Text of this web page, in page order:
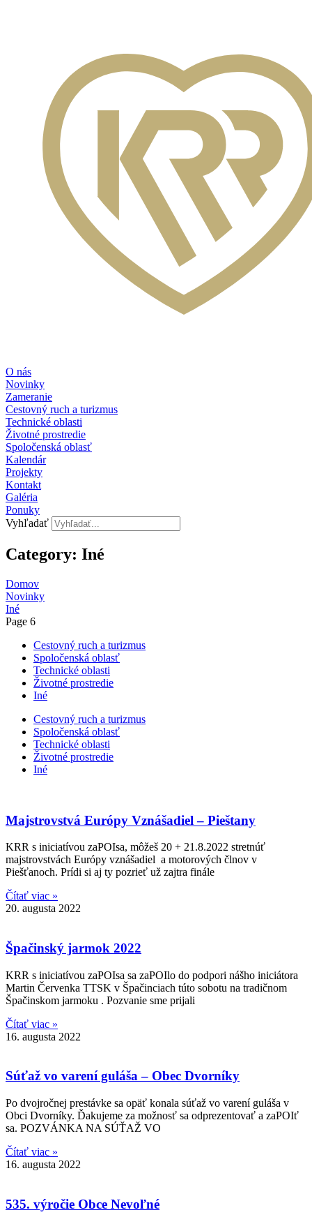
O nás
Novinky
Zameranie
Cestovný ruch a turizmus
Technické oblasti
Životné prostredie
Spoločenská oblasť
Kalendár
Projekty
Kontakt
Galéria
Ponuky
Vyhľadať
Category: Iné
Domov
Novinky
Iné
Page 6
Cestovný ruch a turizmus​
Spoločenská oblasť
Technické oblasti
Životné prostredie
Iné
Cestovný ruch a turizmus​
Spoločenská oblasť
Technické oblasti
Životné prostredie
Iné
Majstrovstvá Európy Vznášadiel – Pieštany
KRR s iniciatívou zaPOIsa, môžeš 20 + 21.8.2022 stretnúť
majstrovstvách Európy vznášadiel a motorových člnov v
Piešťanoch. Prídi si aj ty pozrieť už zajtra finále
Čítať viac »
20. augusta 2022
Špačinský jarmok 2022
KRR s iniciatívou zaPOIsa sa zaPOIlo do podpori nášho iniciátora
Martin Červenka TTSK v Špačinciach túto sobotu na tradičnom
Špačinskom jarmoku . Pozvanie sme prijali
Čítať viac »
16. augusta 2022
Súťaž vo varení guláša – Obec Dvorníky
Po dvojročnej prestávke sa opäť konala súťaž vo varení guláša v
Obci Dvorníky. Ďakujeme za možnosť sa odprezentovať a zaPOIť
sa. POZVÁNKA NA SÚŤAŽ VO
Čítať viac »
16. augusta 2022
535. výročie Obce Nevoľné